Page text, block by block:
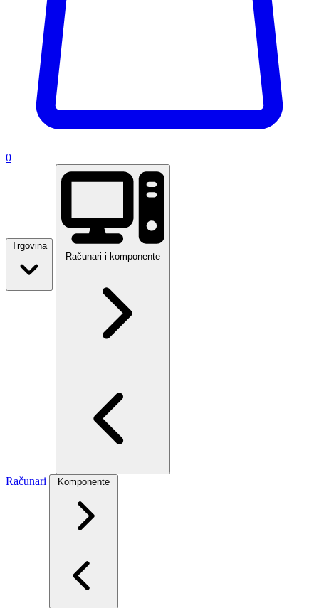
0
Trgovina
Računari i komponente
Računari Komponente